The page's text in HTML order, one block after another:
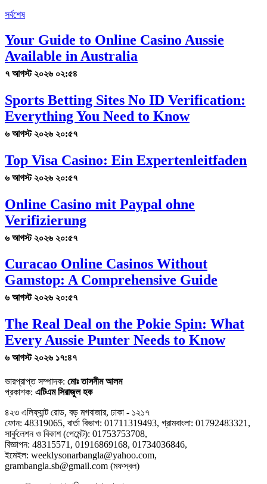
সর্বশেষ
Your Guide to Online Casino Aussie
Available in Australia
৭ আগস্ট ২০২৬ ০২:৫৪
Sports Betting Sites No ID Verification:
Everything You Need to Know
৬ আগস্ট ২০২৬ ২০:৫৭
Top Visa Casino: Ein Expertenleitfaden
৬ আগস্ট ২০২৬ ২০:৫৭
Online Casino mit Paypal ohne
Verifizierung
৬ আগস্ট ২০২৬ ২০:৫৭
Curacao Online Casinos Without
Gamstop: A Comprehensive Guide
৬ আগস্ট ২০২৬ ২০:৫৭
The Real Deal on the Pokie Spin: What
Every Aussie Punter Needs to Know
৬ আগস্ট ২০২৬ ১৭:৪৭
ভারপ্রাপ্ত সম্পাদক: মোঃ তাসনীম আলম
প্রকাশক: এটিএম সিরাজুল হক
৪২৩ এলিফ্যান্ট রোড, বড় মগবাজার, ঢাকা - ১২১৭
ফোন: 48319065, বার্তা বিভাগ: 01711319493, গ্রামবাংলা: 01792483321,
সার্কুলেশন ও বিকাশ (পেমেন্ট): 01753753708,
বিজ্ঞাপন: 48315571, 01916869168, 01734036846,
ইমেইল: weeklysonarbangla@yahoo.com,
grambangla.sb@gmail.com (মফস্বল)